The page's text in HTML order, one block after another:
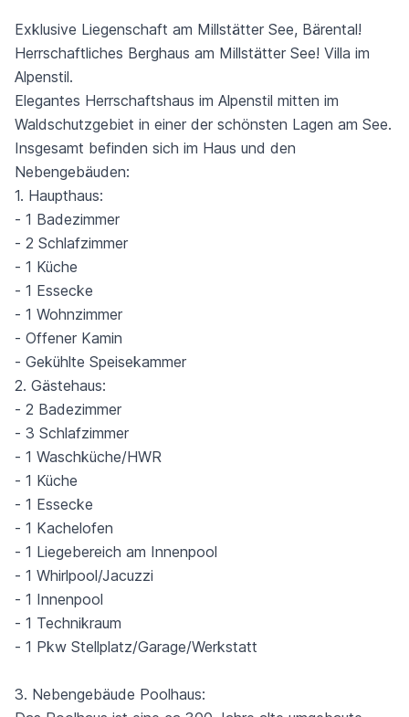
Exklusive Liegenschaft am Millstätter See, Bärental!
Herrschaftliches Berghaus am Millstätter See! Villa im
Alpenstil.
Elegantes Herrschaftshaus im Alpenstil mitten im
Waldschutzgebiet in einer der schönsten Lagen am See.
Insgesamt befinden sich im Haus und den
Nebengebäuden:
1. Haupthaus:
- 1 Badezimmer
- 2 Schlafzimmer
- 1 Küche
- 1 Essecke
- 1 Wohnzimmer
- Offener Kamin
- Gekühlte Speisekammer
2. Gästehaus:
- 2 Badezimmer
- 3 Schlafzimmer
- 1 Waschküche/HWR
- 1 Küche
- 1 Essecke
- 1 Kachelofen
- 1 Liegebereich am Innenpool
- 1 Whirlpool/Jacuzzi
- 1 Innenpool
- 1 Technikraum
- 1 Pkw Stellplatz/Garage/Werkstatt
3. Nebengebäude Poolhaus: